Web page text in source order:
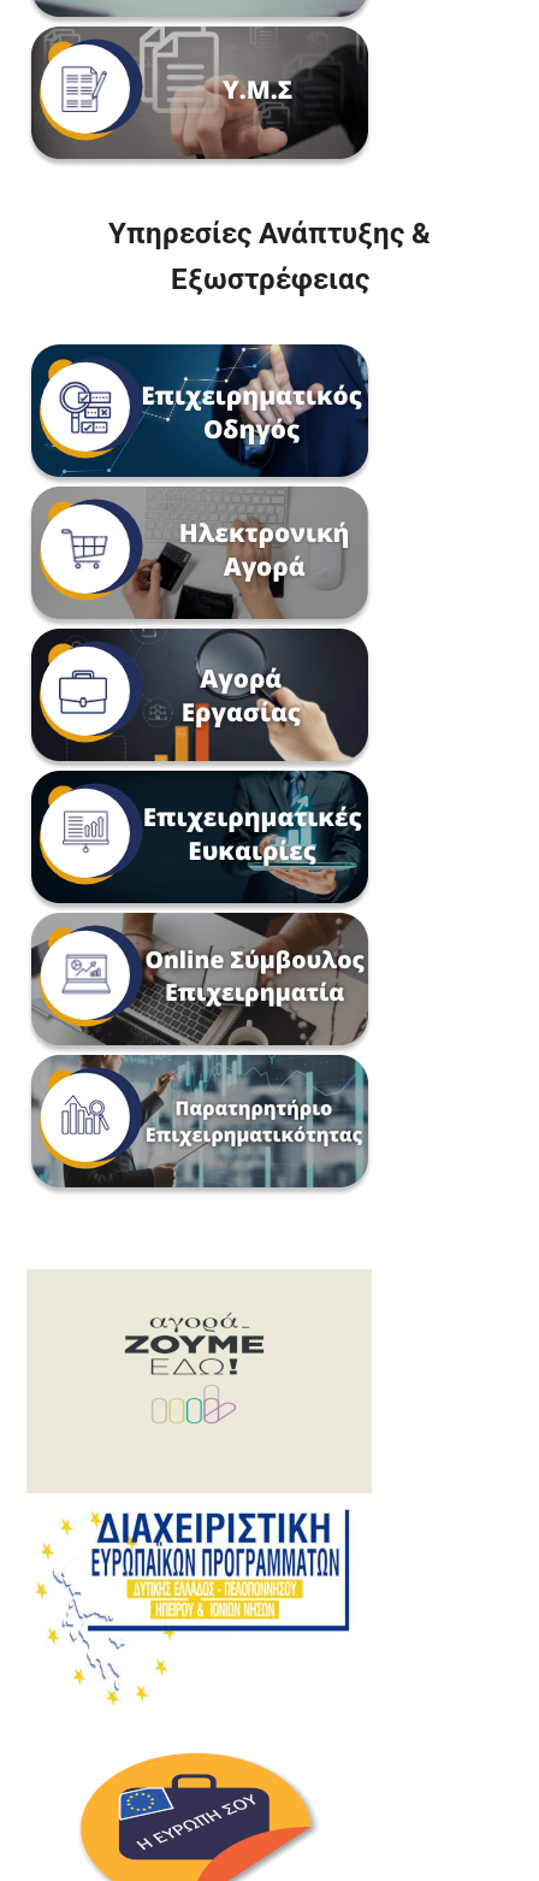
Υπηρεσίες Ανάπτυξης &
Εξωστρέφειας